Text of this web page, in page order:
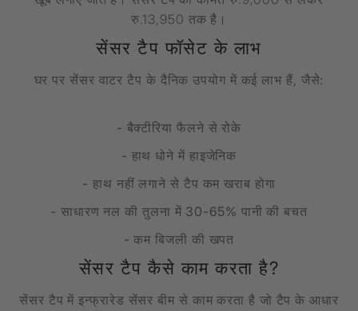
रु.13,950 तक है।
सेंसर टैप फॉसेट के लाभ
घर पर सेंसर वाटर टैप के दैनिक उपयोग में कई लाभ हैं, जैसे:
- बैक्टीरिया फैलने से रोके
- हाथ धोने में हाइजेनिक
- हाथ नहीं लगाने से टैप कम खराब होगा
- साधारण नल की तुलना में 30-65% पानी की बचत
- कम बिजली की खपत
सेंसर टैप कैसे काम करता है?
सेंसर टैप में इन्फ्रारेड सेंसर बीम से काम करता है जो टैप के आधार